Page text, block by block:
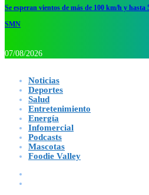
Se esperan vientos de más de 100 km/h y
SMN
07/08/2026
Noticias
Deportes
Salud
Entretenimiento
Energía
Infomercial
Podcasts
Mascotas
Foodie Valley